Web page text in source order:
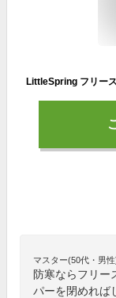
マスター(50代・男性
防寒ならフリー
パーを閉めれば